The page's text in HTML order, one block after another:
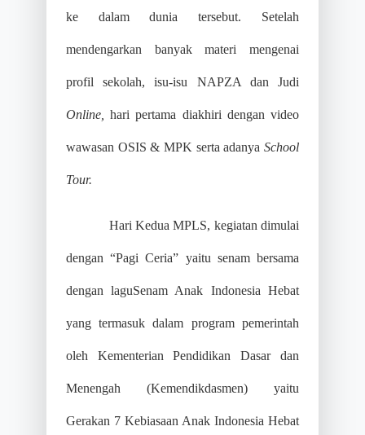
ke dalam dunia tersebut. Setelah
mendengarkan banyak materi mengenai
profil sekolah, isu-isu NAPZA dan Judi
Online,hari pertama diakhiri dengan video
wawasan OSIS & MPK serta adanyaSchool
Tour.
Hari Kedua MPLS, kegiatan dimulai
dengan “Pagi Ceria” yaitu senam bersama
dengan laguSenam Anak Indonesia Hebat
yang termasuk dalam program pemerintah
oleh Kementerian Pendidikan Dasar dan
Menengah (Kemendikdasmen) yaitu
Gerakan 7 Kebiasaan Anak Indonesia Hebat